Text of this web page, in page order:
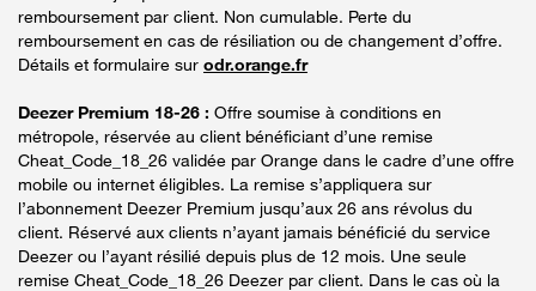
remboursement par client. Non cumulable. Perte du
remboursement en cas de résiliation ou de changement d’offre.
Détails et formulaire sur odr.orange.fr
Deezer Premium 18-26 : Offre soumise à conditions en
métropole, réservée au client bénéficiant d’une remise
Cheat_Code_18_26 validée par Orange dans le cadre d’une offre
mobile ou internet éligibles. La remise s’appliquera sur
l’abonnement Deezer Premium jusqu’aux 26 ans révolus du
client. Réservé aux clients n’ayant jamais bénéficié du service
Deezer ou l’ayant résilié depuis plus de 12 mois. Une seule
remise Cheat_Code_18_26 Deezer par client. Dans le cas où la